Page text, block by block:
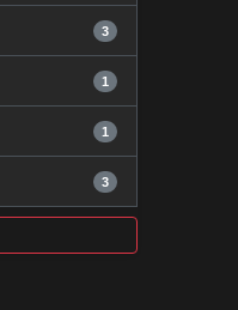
3
1
1
3